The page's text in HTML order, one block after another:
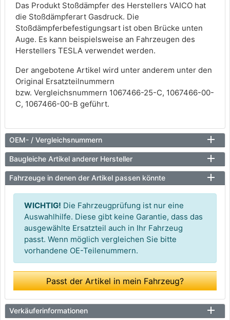
Das Produkt Stoßdämpfer des Herstellers VAICO hat
die Stoßdämpferart Gasdruck. Die
Stoßdämpferbefestigungsart ist oben Brücke unten
Auge. Es kann beispielsweise an Fahrzeugen des
Herstellers TESLA verwendet werden.
Der angebotene Artikel wird unter anderem unter den
Original Ersatzteilnummern
bzw. Vergleichsnummern 1067466-25-C, 1067466-00-
C, 1067466-00-B geführt.
OEM- / Vergleichsnummern
Baugleiche Artikel anderer Hersteller
Fahrzeuge in denen der Artikel passen könnte
WICHTIG! Die Fahrzeugprüfung ist nur eine
Auswahlhilfe. Diese gibt keine Garantie, dass das
ausgewählte Ersatzteil auch in Ihr Fahrzeug
passt. Wenn möglich vergleichen Sie bitte
vorhandene OE-Teilenummern.
Passt der Artikel in mein Fahrzeug?
Verkäuferinformationen